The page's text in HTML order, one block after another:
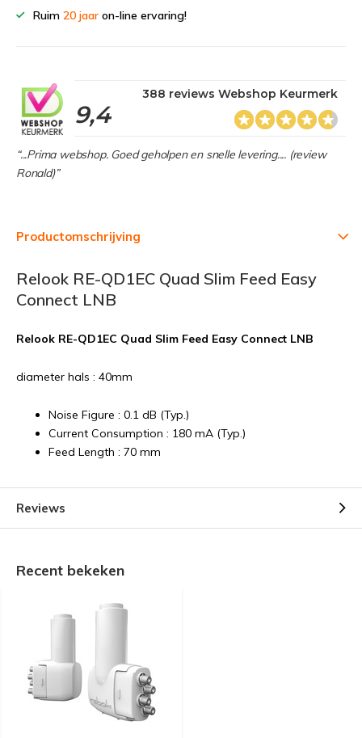
Ruim 20 jaar on-line ervaring!
9,4
388 reviews Webshop Keurmerk
“...Prima webshop. Goed geholpen en snelle levering.... (review
Ronald)”
Productomschrijving
Relook RE-QD1EC Quad Slim Feed Easy
Connect LNB
Relook RE-QD1EC Quad Slim Feed Easy Connect LNB
diameter hals : 40mm
Noise Figure : 0.1 dB (Typ.)
Current Consumption : 180 mA (Typ.)
Feed Length : 70 mm
Reviews
Recent bekeken